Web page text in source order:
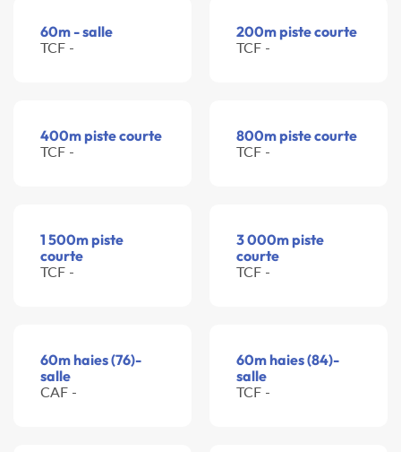
60m - salle
TCF -
200m piste courte
TCF -
400m piste courte
TCF -
800m piste courte
TCF -
1 500m piste
courte
TCF -
3 000m piste
courte
TCF -
60m haies (76)-
salle
CAF -
60m haies (84)-
salle
TCF -